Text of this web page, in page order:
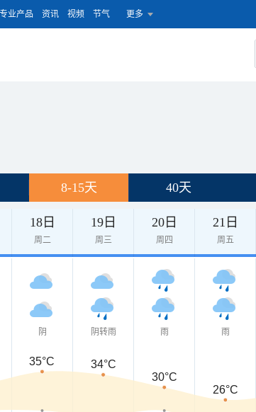
专业产品 资讯 视频 节气 更多
8-15天 40天
18日
周二
19日
周三
20日
周四
21日
周五
阴 阴转雨 雨 雨
35°C
34°C
30°C
26°C